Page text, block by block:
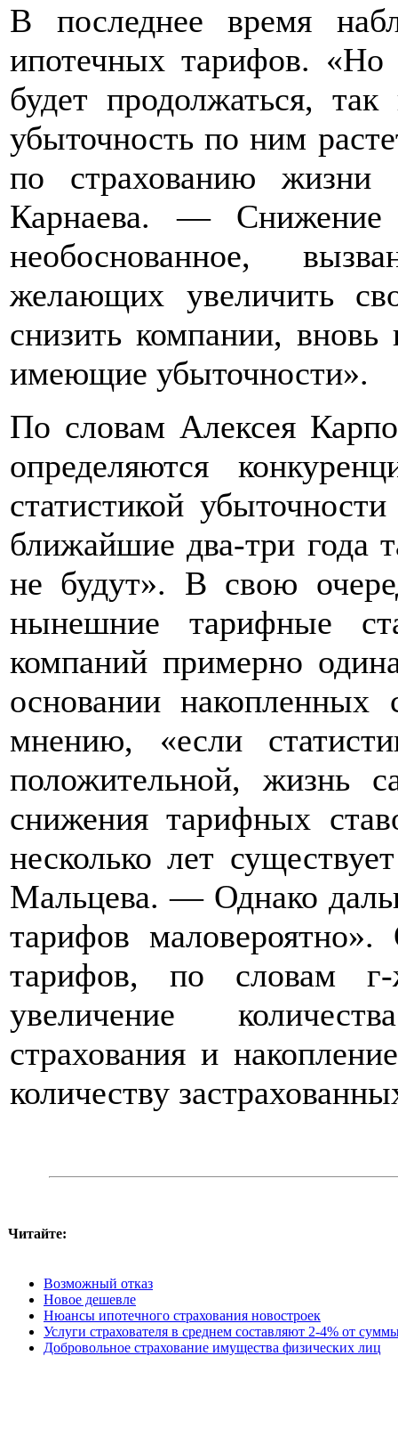
В последнее время
ипотечных тарифов.
будет продолжаться,
убыточность по ним
по страхованию
Карнаева. — Снижение
необоснованное,
желающих увеличить
снизить компании,
имеющие убыточности».
По словам Алексея
определяются
статистикой
ближайшие два-три года
не будут». В свою
нынешние тарифные
компаний примерно
основании накопленных
мнению, «если
положительной, жизнь
снижения тарифных
несколько лет
Мальцева. — Однако
тарифов
тарифов, по словам
увеличение
страхования и
количеству
Читайте:
Возможный отказ
Новое дешевле
Нюансы ипотечного страхования новостроек
Услуги страхователя в среднем составляют 2-4% от
Добровольное страхование имущества физических лиц